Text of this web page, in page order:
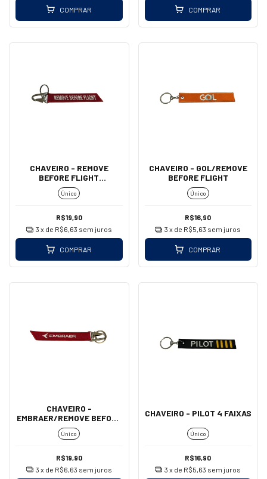
COMPRAR COMPRAR
CHAVEIRO - REMOVE
BEFORE FLIGHT
(MOSQUETÃO)
Único
R$19,90
3 x de R$6,63 sem juros
COMPRAR
CHAVEIRO - GOL/REMOVE
BEFORE FLIGHT
Único
R$16,90
3 x de R$5,63 sem juros
COMPRAR
CHAVEIRO -
EMBRAER/REMOVE BEFORE
FLIGHT (MOSQUETÃO)
Único
R$19,90
3 x de R$6,63 sem juros
CHAVEIRO - PILOT 4 FAIXAS
Único
R$16,90
3 x de R$5,63 sem juros